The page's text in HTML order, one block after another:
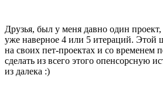
Друзья, был у меня давно один
уже наверное 4 или 5 итераций. Этой
на своих пет-проектах и со временем
сделать из всего этого опенсорсную
из далека :)